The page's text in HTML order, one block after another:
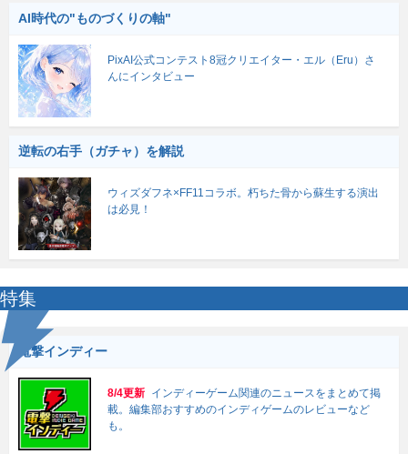
AI時代の"ものづくりの軸"
PixAI公式コンテスト8冠クリエイター・エル（Eru）さ
んにインタビュー
逆転の右手（ガチャ）を解説
ウィズダフネ×FF11コラボ。朽ちた骨から蘇生する演出
は必見！
特集
電撃インディー
8/4更新 インディーゲーム関連のニュースをまとめて掲
載。編集部おすすめのインディゲームのレビューなど
も。